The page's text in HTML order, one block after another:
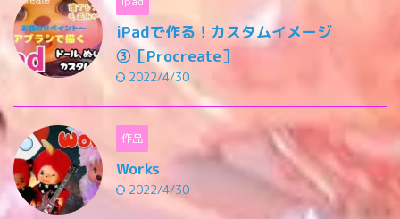
iPadで作る！カスタムイメージ
③［Procreate］
2022/4/30
作品
Works
2022/4/30